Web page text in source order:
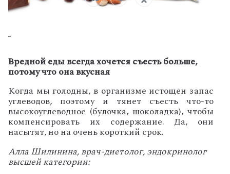
Вредной еды всегда хочется съесть больше,
потому что она вкусная
Когда мы голодны, в организме истощен запас
углеводов, поэтому и тянет съесть что-то
высокоуглеводное (булочка, шоколадка), чтобы
компенсировать их содержание. Да, они
насытят, но на очень короткий срок.
Алла Шилинина, врач-диетолог, эндокринолог
высшей категории: